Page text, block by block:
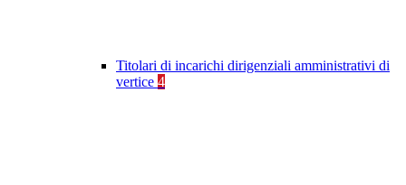
Titolari di incarichi dirigenziali amministrativi di
vertice 4